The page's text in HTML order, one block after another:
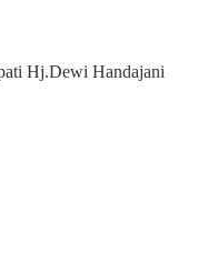
Hj.Dewi Handajani